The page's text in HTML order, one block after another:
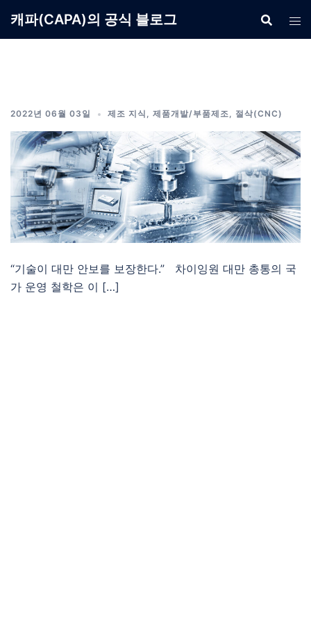
캐파(CAPA)의 공식 블로그
2022년 06월 03일 제조 지식 , 제품개발/부품제조, 절삭(CNC)
“기술이 대만 안보를 보장한다.” 차이잉원 대만 총통의 국
가 운영 철학은 이 […]